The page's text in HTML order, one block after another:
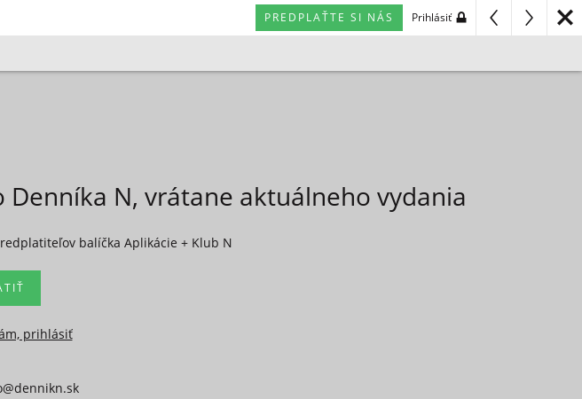
PREDPLAŤTE SI NÁS Prihlásiť
N, vrátane aktuálneho vydania
balíčka Aplikácie + Klub N
prihlásiť